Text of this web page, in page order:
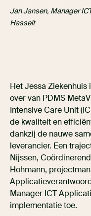
Jan Jansen, Manager
Hasselt
Het Jessa Ziekenhuis
over van PDMS
Intensive Care Unit
de kwaliteit en
dankzij de nauwe
leverancier. Een
Nijssen,
Hohmann,
Manager ICT
implementatie toe.